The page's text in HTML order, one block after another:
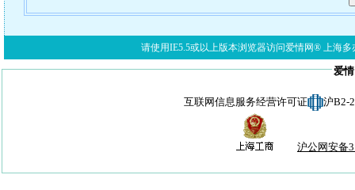
请使用IE5.5或以上版本浏览器访问爱情网® 上海多
爱
互联网信息服务经营许可证 沪B2-
沪公网安备